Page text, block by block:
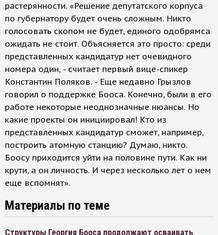
растерянности. «Решение депутатского корпуса
по губернатору будет очень сложным. Никто
голосовать скопом не будет, единого одобрямса
ожидать не стоит. Объясняется это просто: среди
представленных кандидатур нет очевидного
номера один, - считает первый вице-спикер
Константин Поляков. - Еще недавно Грызлов
говорил о поддержке Бооса. Конечно, были в его
работе некоторые неоднозначные нюансы. Но
какие проекты он инициировал! Кто из
представленных кандидатур сможет, например,
построить атомную станцию? Думаю, никто.
Боосу приходится уйти на половине пути. Как ни
крути, а он личность. И через несколько лет о нем
еще вспомнят».
Материалы по теме
Структуры Георгия Бооса продолжают осваивать